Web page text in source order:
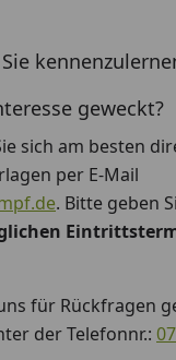
geweckt?
sich am besten
per E-Mail
. Bitte geben
für Rückfragen
der Telefonnr.: